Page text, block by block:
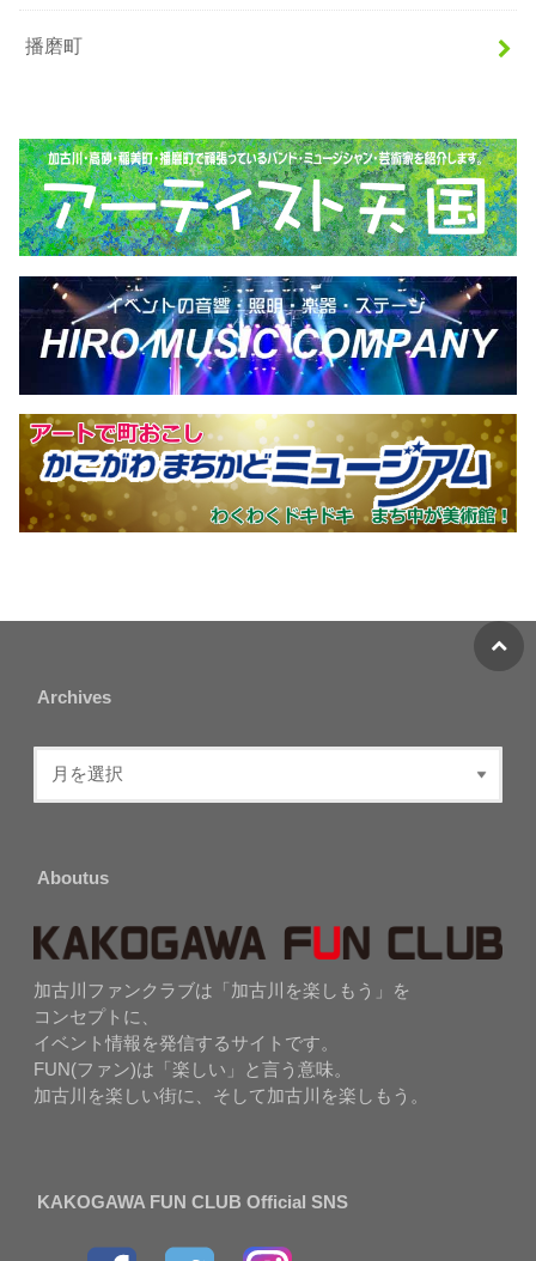
播磨町
Archives
Aboutus
加古川ファンクラブは「加古川を楽しもう」を
コンセプトに、
イベント情報を発信するサイトです。
FUN(ファン)は「楽しい」と言う意味。
加古川を楽しい街に、そして加古川を楽しもう。
KAKOGAWA FUN CLUB Official SNS